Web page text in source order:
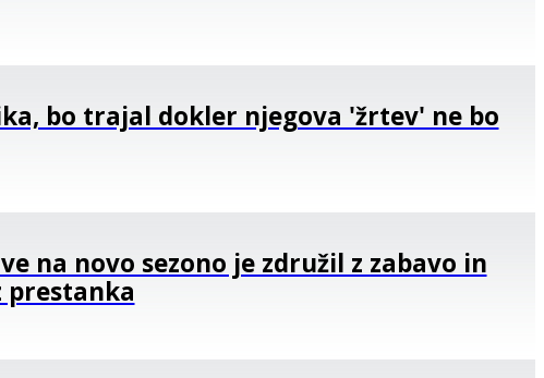
bo trajal dokler njegova 'žrtev' ne bo
na novo sezono je združil z zabavo in
prestanka